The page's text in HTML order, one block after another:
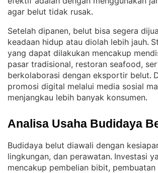
agar belut tidak rusak.
Setelah dipanen, belut bisa segera
keadaan hidup atau diolah lebih jauh.
yang dapat dilakukan mencakup
pasar tradisional, restoran seafood,
berkolaborasi dengan eksportir belut.
promosi digital melalui media sosial
menjangkau lebih banyak konsumen.
Analisa Usaha Budidaya
Budidaya belut diawali dengan
lingkungan, dan perawatan. Investasi
mencakup pembelian bibit,